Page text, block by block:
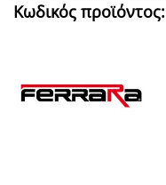
Κωδικός προϊόντος: